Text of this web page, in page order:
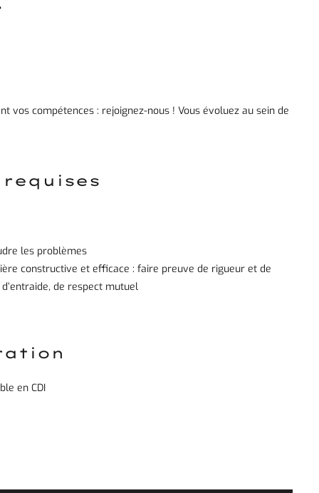
vos compétences : rejoignez-nous ! Vous évoluez au sein de
les problèmes
constructive et efficace : faire preuve de rigueur et de
de respect mutuel
en CDI